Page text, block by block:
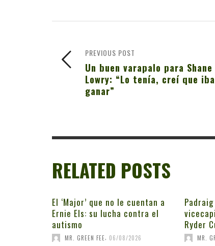
PREVIOUS POST
Un buen varapalo para Shane
Lowry: “Lo tenía, creí que
ganar”
RELATED POSTS
El ‘Major’ que no le cuentan a
Ernie Els: su lucha contra el
autismo
MR. GREEN FEE, 06/08/2026
Ryder
MR.